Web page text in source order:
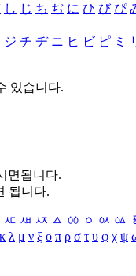
し じ ち ぢ に ひ び ぴ
ジ チ ヂ ニ ヒ ビ ピ ミ
있습니다.
면됩니다.
됩니다.
ㅼ ㅽ ㅾ ㅿ ㆀ ㆁ ㆂ ㆃ
κ λ μ ν ξ ο π ρ σ τ υ φ χ ψ